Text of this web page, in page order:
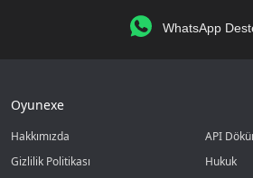
WhatsApp
Oyunexe
Hakkımızda
API
Gizlilik Politikası
Hukuk